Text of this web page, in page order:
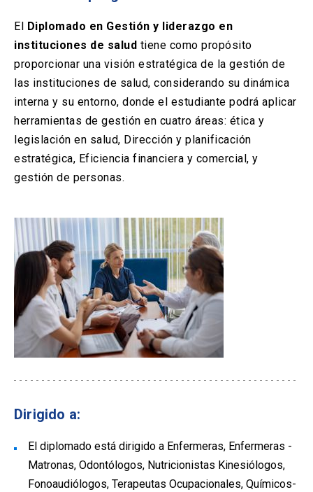
pestaña)
una
nueva
enlace
se
en
una
nueva
ACCESOS UC
Biblioteca launch
(El
enlace
se
abre
en
una
nueva
pestaña)
Mi Portal UC launch
(El
enlace
se
abre
en
una
pestaña)
Correo launch
(El
enlace
se
abre
en
una
nueva
El Diplomado en Gestión y liderazgo en
instituciones de salud tiene como propósito
proporcionar una visión estratégica de la gestión de
las instituciones de salud, considerando su dinámica
interna y su entorno, donde el estudiante podrá aplicar
herramientas de gestión en cuatro áreas: ética y
legislación en salud, Dirección y planificación
estratégica, Eficiencia financiera y comercial, y
gestión de personas.
Dirigido a:
El diplomado está dirigido a Enfermeras, Enfermeras -
Matronas, Odontólogos, Nutricionistas Kinesiólogos,
Fonoaudiólogos, Terapeutas Ocupacionales, Químicos-